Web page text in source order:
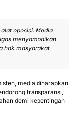
oposisi. Media
menyampaikan
hak masyarakat
media diharapkan
transparansi,
demi kepentingan